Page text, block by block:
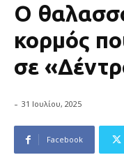
Ο
κορμός
σε
- 31 Ιουλίου, 2025
Facebook